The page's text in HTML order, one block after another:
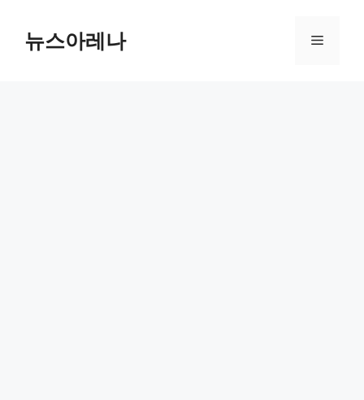
content뉴스아레나 Menu